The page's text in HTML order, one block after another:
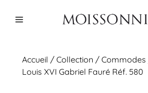
Menu
Accueil /Collection /Commodes
Louis XVI Gabriel Fauré Réf. 580